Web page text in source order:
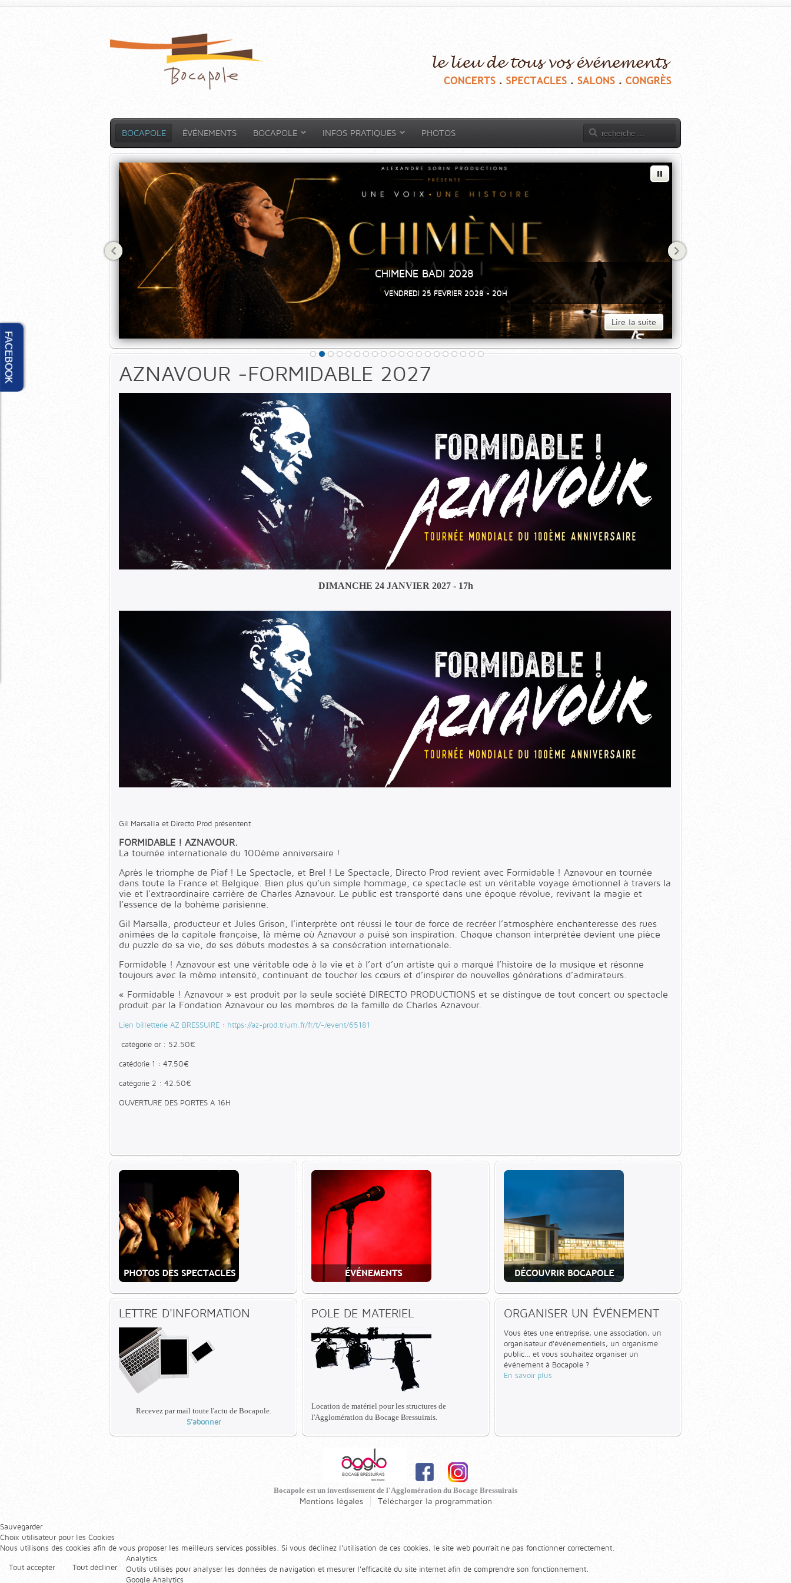
BOCAPOLE ÉVÉNEMENTS BOCAPOLE INFOS PRATIQUES PHOTOS
THOMAS ANGELVY 2027
VENDREDI 18 JUIN 2027- 20H
Lire la suite
AZNAVOUR -FORMIDABLE 2027
DIMANCHE 24 JANVIER 2027 - 17h
Gil Marsalla et Directo Prod présentent
FORMIDABLE ! AZNAVOUR.
La tournée internationale du 100ème anniversaire !
Après le triomphe de Piaf ! Le Spectacle, et Brel ! Le Spectacle, Directo Prod revient avec Formidable ! Aznavour en tournée
dans toute la France et Belgique. Bien plus qu’un simple hommage, ce spectacle est un véritable voyage émotionnel à travers la
vie et l'extraordinaire carrière de Charles Aznavour. Le public est transporté dans une époque révolue, revivant la magie et
l’essence de la bohème parisienne.
Gil Marsalla, producteur et Jules Grison, l’interprète ont réussi le tour de force de recréer l’atmosphère enchanteresse des rues
animées de la capitale française, là même où Aznavour a puisé son inspiration. Chaque chanson interprétée devient une pièce
du puzzle de sa vie, de ses débuts modestes à sa consécration internationale.
Formidable ! Aznavour est une véritable ode à la vie et à l’art d’un artiste qui a marqué l’histoire de la musique et résonne
toujours avec la même intensité, continuant de toucher les cœurs et d’inspirer de nouvelles générations d’admirateurs.
« Formidable ! Aznavour » est produit par la seule société DIRECTO PRODUCTIONS et se distingue de tout concert ou spectacle
produit par la Fondation Aznavour ou les membres de la famille de Charles Aznavour.
Lien billetterie AZ BRESSUIRE : https://az-prod.trium.fr/fr/t/-/event/65181
catégorie or : 52.50€
catédorie 1 : 47.50€
catégorie 2 : 42.50€
OUVERTURE DES PORTES A 16H
LETTRE D'INFORMATION
Recevez par mail toute l'actu de Bocapole.
S'abonner
POLE DE MATERIEL
Location de matériel pour les structures de
l'Agglomération du Bocage Bressuirais.
ORGANISER UN ÉVÉNEMENT
Vous êtes une entreprise, une association, un
organisateur d'événementiels, un organisme
public... et vous souhaitez organiser un
événement à Bocapole ?
En savoir plus
Bocapole est un investissement de l'Agglomération du Bocage Bressuirais
Mentions légales Télécharger la programmation
Sauvegarder
Choix utilisateur pour les Cookies
Nous utilisons des cookies afin de vous proposer les meilleurs services possibles. Si vous déclinez l'utilisation de ces cookies, le site web pourrait ne pas fonctionner correctement.
Tout accepter Tout décliner
Analytics
Outils utilisés pour analyser les données de navigation et mesurer l'efficacité du site internet afin de comprendre son fonctionnement.
Google Analytics
FACEBOOK